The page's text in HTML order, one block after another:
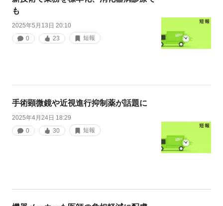
も
2025年5月13日 20:10
0
23 短報
手術顕微鏡や近視進行抑制薬が話題に
2025年4月24日 18:29
0
30 短報